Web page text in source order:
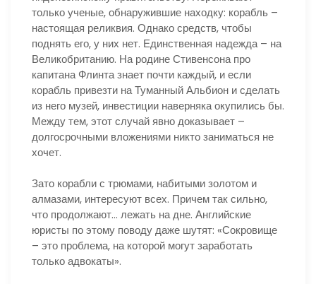
только ученые, обнаружившие находку: корабль –
настоящая реликвия. Однако средств, чтобы
поднять его, у них нет. Единственная надежда – на
Великобританию. На родине Стивенсона про
капитана Флинта знает почти каждый, и если
корабль привезти на Туманный Альбион и сделать
из него музей, инвестиции наверняка окупились бы.
Между тем, этот случай явно доказывает –
долгосрочными вложениями никто заниматься не
хочет.
Зато корабли с трюмами, набитыми золотом и
алмазами, интересуют всех. Причем так сильно,
что продолжают… лежать на дне. Английские
юристы по этому поводу даже шутят: «Сокровище
– это проблема, на которой могут заработать
только адвокаты».